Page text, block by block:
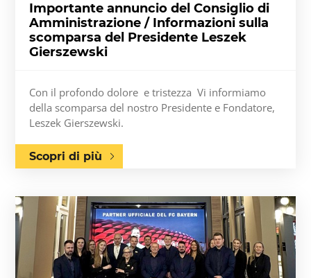
Importante annuncio del Consiglio di
Amministrazione / Informazioni sulla
scomparsa del Presidente Leszek
Gierszewski
Con il profondo dolore e tristezza Vi informiamo
della scomparsa del nostro Presidente e Fondatore,
Leszek Gierszewski.
Scopri di più